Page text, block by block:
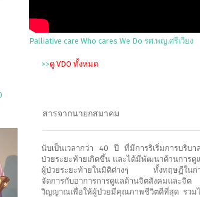
Palliative care Who cares We Do รศ.พญ.ศรีเวียง
>>ดู VDO ทั้งหมด
สารจากนายกสมาคม
นับเป็นเวลากว่า 40 ปี ที่มีการริเริ่มการบริบา
ป่วยระยะท้ายเกิดขึ้น และได้มีพัฒนาด้านการดู
ผู้ป่วยระยะท้ายในมิติต่างๆ ทั้งทฤษฏีในก
จัดการกับอาการการดูแลด้านจิตสังคมและจิต
วิญญาณเพื่อให้ผู้ป่วยมีคุณภาพชีวิตดีที่สุด รวม